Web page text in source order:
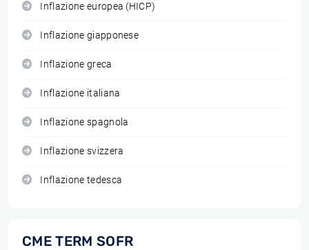
Inflazione europea (HICP)
Inflazione giapponese
Inflazione greca
Inflazione italiana
Inflazione spagnola
Inflazione svizzera
Inflazione tedesca
CME TERM SOFR